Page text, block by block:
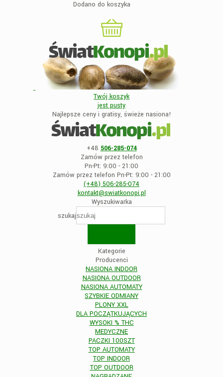
Dodano do koszyka
Twój koszyk
jest pusty
Najlepsze ceny i gratisy, świeże nasiona!
+48 506-285-074
Zamów przez telefon
Pn-Pt: 9:00 - 21:00
Zamów przez telefon Pn-Pt: 9:00 - 21:00
(+48) 506-285-074
kontakt@swiatkonopi.pl
Wyszukiwarka
szukaj
Kategorie
Producenci
NASIONA INDOOR
NASIONA OUTDOOR
NASIONA AUTOMATY
SZYBKIE ODMIANY
PLONY XXL
DLA POCZĄTKUJĄCYCH
WYSOKI % THC
MEDYCZNE
PACZKI 100SZT
TOP AUTOMATY
TOP INDOOR
TOP OUTDOOR